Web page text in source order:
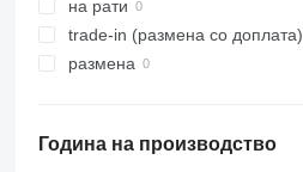
на рати
trade-in (размена со доплата)
размена
Година на производство